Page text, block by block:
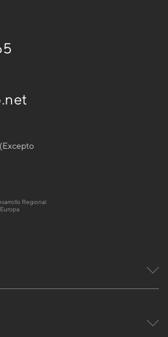
Regional